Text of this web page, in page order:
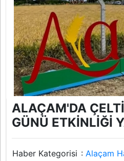
ALAÇAM'DA
GÜNÜ ETKİNLİĞİ
Haber Kategorisi : Alaçam